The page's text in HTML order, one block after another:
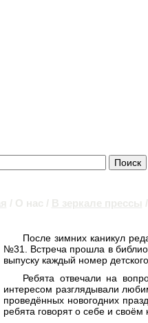
/ О нас / В зеркале прессы
После зимних каникул
№31. Встреча прошла в
выпуску каждый номер
Ребята отвечали на
интересом разглядывали
проведённых новогодних
ребята говорят о себе и своём